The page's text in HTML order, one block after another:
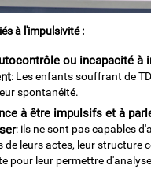
à l'impulsivité :
ou incapacité à
: Les enfants souffrant de
spontanéité.
à être impulsifs et à
: ils ne sont pas capables
de leurs actes, leur structure
pour leur permettre